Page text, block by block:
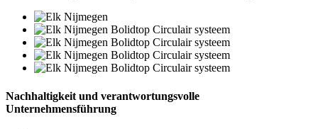
Nachhaltigkeit und verantwortungsvolle
Unternehmensführung